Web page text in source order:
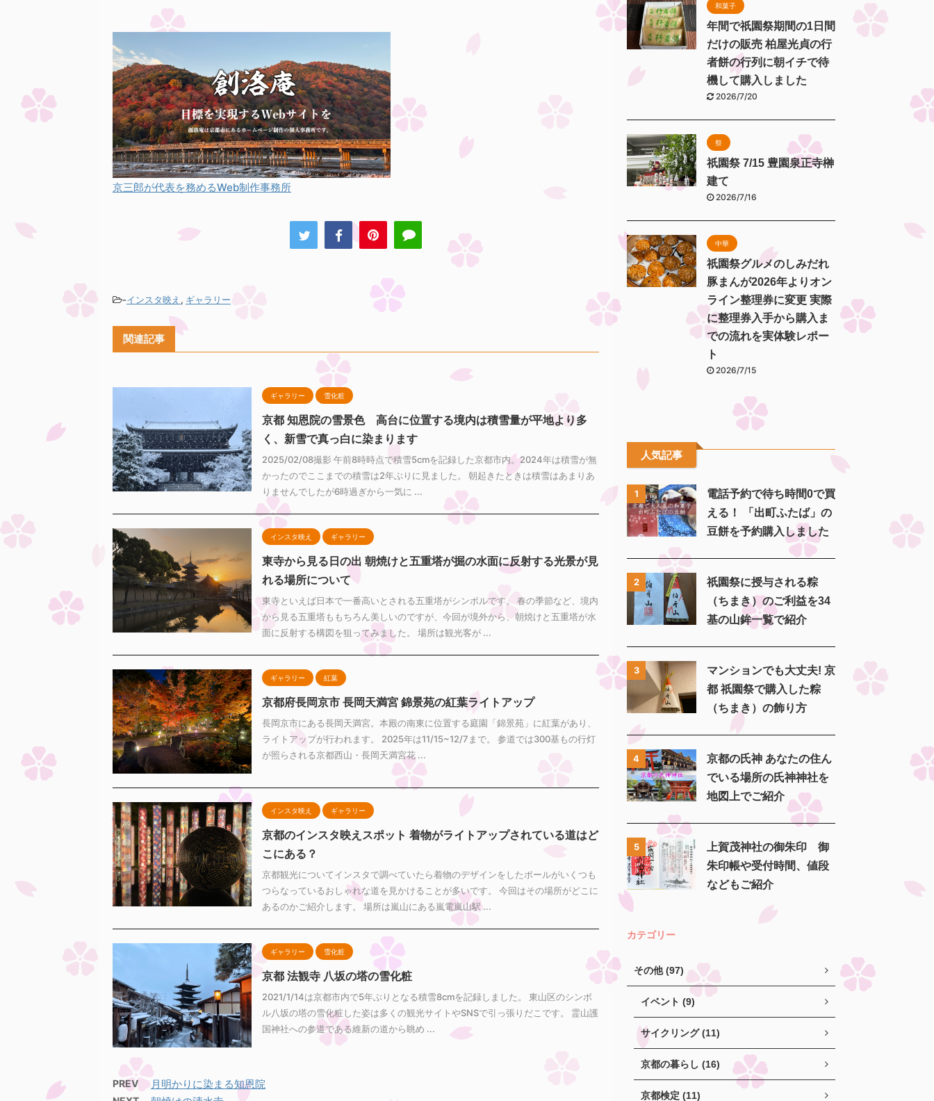
京三郎が代表を務めるWeb制作事務所
-インスタ映え , ギャラリー
関連記事
ギャラリー 雪化粧
京都 知恩院の雪景色 高台に位置する境内は積雪量が平地より多
く、新雪で真っ白に染まります
2025/02/08撮影 午前8時時点で積雪5cmを記録した京都市内。2024年は積雪が無
かったのでここまでの積雪は2年ぶりに見ました。 朝起きたときは積雪はあまりあ
りませんでしたが6時過ぎから一気に ...
インスタ映え ギャラリー
東寺から見る日の出 朝焼けと五重塔が掘の水面に反射する光景が見
れる場所について
東寺といえば日本で一番高いとされる五重塔がシンボルです。 春の季節など、境内
から見る五重塔ももちろん美しいのですが、今回が境外から、朝焼けと五重塔が水
面に反射する構図を狙ってみました。 場所は観光客が ...
ギャラリー 紅葉
京都府長岡京市 長岡天満宮 錦景苑の紅葉ライトアップ
長岡京市にある長岡天満宮。本殿の南東に位置する庭園「錦景苑」に紅葉があり、
ライトアップが行われます。 2025年は11/15~12/7まで。 参道では300基もの行灯
が照らされる京都西山・長岡天満宮花 ...
インスタ映え ギャラリー
京都のインスタ映えスポット 着物がライトアップされている道はど
こにある？
京都観光についてインスタで調べていたら着物のデザインをしたポールがいくつも
つらなっているおしゃれな道を見かけることが多いです。 今回はその場所がどこに
あるのかご紹介します。 場所は嵐山にある嵐電嵐山駅 ...
ギャラリー 雪化粧
京都 法観寺 八坂の塔の雪化粧
2021/1/14は京都市内で5年ぶりとなる積雪8cmを記録しました。 東山区のシンボ
ル八坂の塔の雪化粧した姿は多くの観光サイトやSNSで引っ張りだこです。 霊山護
国神社への参道である維新の道から眺め ...
PREV 月明かりに染まる知恩院
和菓子
年間で祇園祭期間の1日間
だけの販売 柏屋光貞の行
者餅の行列に朝イチで待
機して購入しました
2026/7/20
祭
祇園祭 7/15 豊園泉正寺榊
建て
2026/7/16
中華
祇園祭グルメのしみだれ
豚まんが2026年よりオン
ライン整理券に変更 実際
に整理券入手から購入ま
での流れを実体験レポー
ト
2026/7/15
人気記事
1
電話予約で待ち時間0で買
える！ 「出町ふたば」の
豆餅を予約購入しました
2
祇園祭に授与される粽
（ちまき）のご利益を34
基の山鉾一覧で紹介
3
マンションでも大丈夫! 京
都 祇園祭で購入した粽
（ちまき）の飾り方
4
京都の氏神 あなたの住ん
でいる場所の氏神神社を
地図上でご紹介
5
上賀茂神社の御朱印 御
朱印帳や受付時間、値段
などもご紹介
カテゴリー
その他 (97)
イベント (9)
サイクリング (11)
京都の暮らし (16)
京都検定 (11)